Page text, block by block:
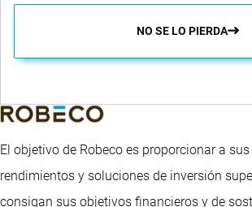
NO SE LO PIERDA
El objetivo de Robeco es proporcionar a
rendimientos y soluciones de inversión
consigan sus objetivos financieros y de